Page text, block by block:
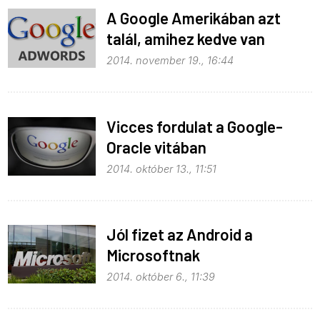
A Google Amerikában azt
talál, amihez kedve van
2014. november 19., 16:44
Vicces fordulat a Google-
Oracle vitában
2014. október 13., 11:51
Jól fizet az Android a
Microsoftnak
2014. október 6., 11:39